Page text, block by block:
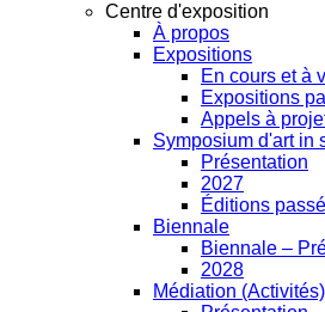
Centre d'exposition
À propos
Expositions
En cours et à
Expositions
Appels à
Symposium d'art in
Présentation
2027
Éditions
Biennale
Biennale –
2028
Médiation (Activités)